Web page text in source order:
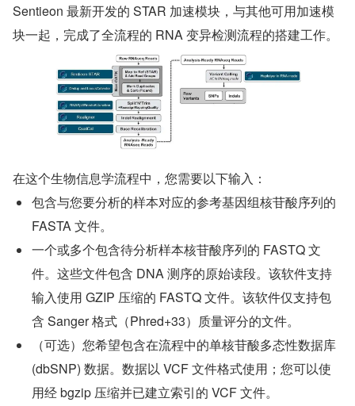
Sentieon 最新开发的 STAR 加速模块，与其他可用加速模
块一起，完成了全流程的 RNA 变异检测流程的搭建工作。
在这个生物信息学流程中，您需要以下输入：
包含与您要分析的样本对应的参考基因组核苷酸序列的
FASTA 文件。
一个或多个包含待分析样本核苷酸序列的 FASTQ 文
件。这些文件包含 DNA 测序的原始读段。该软件支持
输入使用 GZIP 压缩的 FASTQ 文件。该软件仅支持包
含 Sanger 格式（Phred+33）质量评分的文件。
（可选）您希望包含在流程中的单核苷酸多态性数据库
(dbSNP) 数据。数据以 VCF 文件格式使用；您可以使
用经 bgzip 压缩并已建立索引的 VCF 文件。